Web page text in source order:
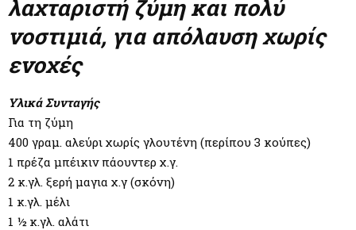
E
U
λαχταριστή ζύμη και πολύ
νοστιμιά, για απόλαυση χωρίς
ενοχές
Υλικά Συνταγής
Για τη ζύμη
400 γραμ. αλεύρι χωρίς γλουτένη (περίπου 3 κούπες)
1 πρέζα μπέικιν πάουντερ χ.γ.
2 κ.γλ. ξερή μαγια χ.γ (σκόνη)
1 κ.γλ. μέλι
1 ½ κ.γλ. αλάτι